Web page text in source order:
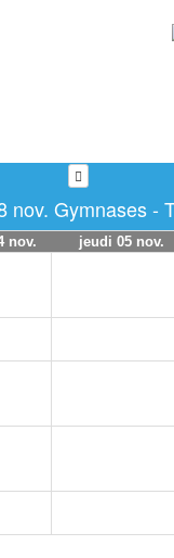
nov. Gymnases -
nov. jeudi 05 nov.